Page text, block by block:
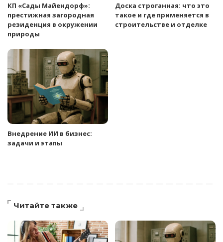
КП «Сады Майендорф»:
престижная загородная
резиденция в окружении
природы
Доска строганная: что это
такое и где применяется в
строительстве и отделке
Внедрение ИИ в бизнес:
задачи и этапы
Читайте также